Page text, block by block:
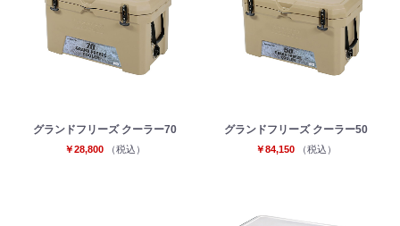
グランドフリーズ クーラー70
￥28,800 （税込）
グランドフリーズ クーラー50
￥84,150 （税込）